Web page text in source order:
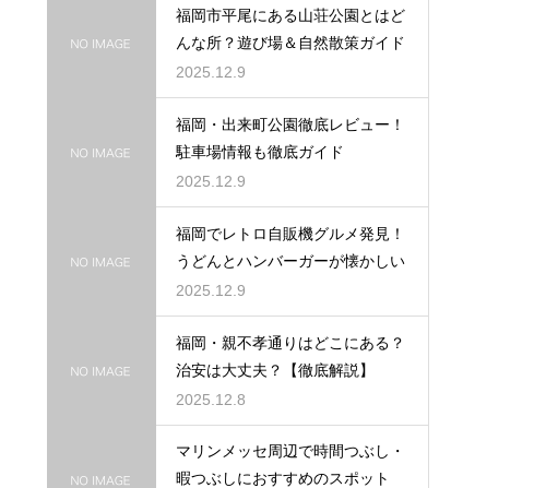
福岡市平尾にある山荘公園とはど
んな所？遊び場＆自然散策ガイド
2025.12.9
福岡・出来町公園徹底レビュー！
駐車場情報も徹底ガイド
2025.12.9
福岡でレトロ自販機グルメ発見！
うどんとハンバーガーが懐かしい
2025.12.9
福岡・親不孝通りはどこにある？
治安は大丈夫？【徹底解説】
2025.12.8
マリンメッセ周辺で時間つぶし・
暇つぶしにおすすめのスポット